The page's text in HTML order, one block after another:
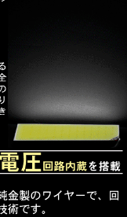
，000時間となり
経済的になりま
ございます。
熱を持たさずに発
対応！